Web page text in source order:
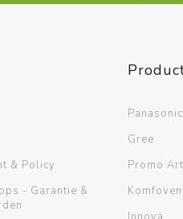
& Policy
- Garantie &
Panasonic
Gree
Promo